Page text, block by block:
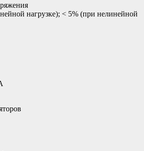
нагрузке); < 5% (при нелинейной